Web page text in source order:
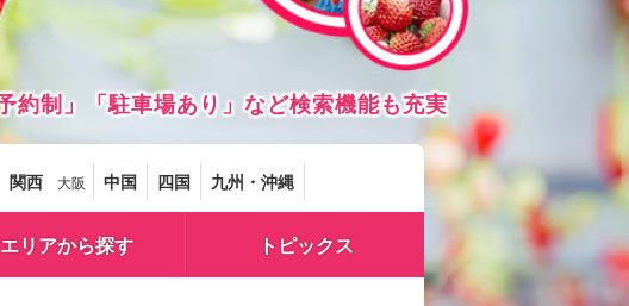
約制」「駐車場あり」など検索機能も充実
関西 大阪 中国 四国 九州・沖縄
エリアから探す トピックス